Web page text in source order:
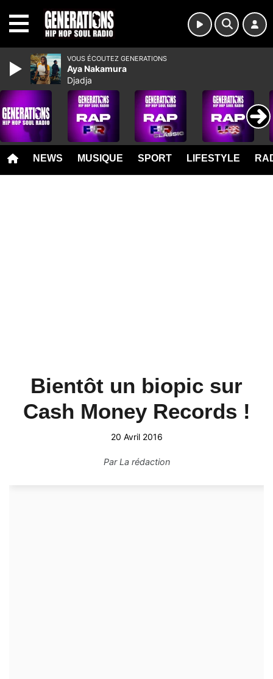
NEWS MUSIQUE SPORT LIFESTYLE
Bientôt un biopic sur
Cash Money Records !
20 Avril 2016
ParLa rédaction
VOUS ÉCOUTEZ GENERATIONS
Aya Nakamura
Djadja